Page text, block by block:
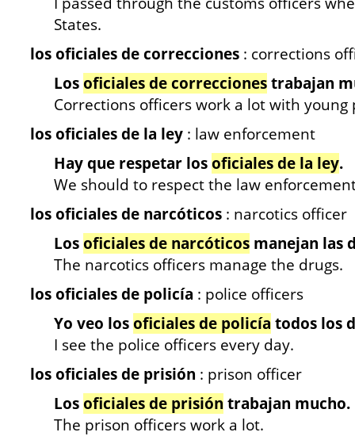
States.
los oficiales de correcciones : corrections
Losoficiales de correccionestrabajan
Corrections officers work a lot with young
los oficiales de la ley : law enforcement
Hay que respetar losoficiales de la ley.
We should to respect the law
los oficiales de narcóticos : narcotics officer
Losoficiales de narcóticos manejan las
The narcotics officers manage the drugs.
los oficiales de policía : police officers
Yo veo losoficiales de policía todos los
I see the police officers every day.
los oficiales de prisión : prison officer
Losoficiales de prisión trabajan mucho.
The prison officers work a lot.